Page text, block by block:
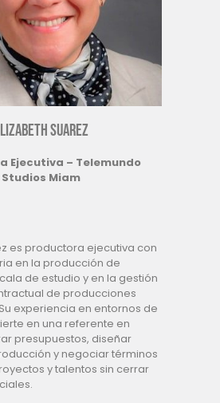
SUAREZ
Ejecutiva – Telemundo
Studios Miam
es productora ejecutiva con
en la producción de
de estudio y en la gestión
de producciones
experiencia en entornos de
en una referente en
presupuestos, diseñar
y negociar términos
y talentos sin cerrar